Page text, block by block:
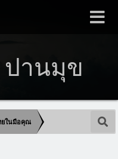
ปานมุข
ยในมือคุณ